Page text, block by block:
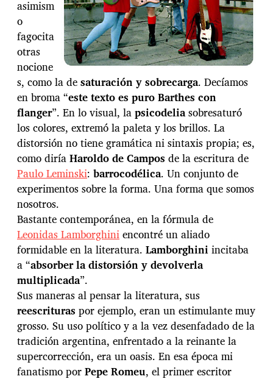
asimism
o
fagocita
otras
nocione
s, como la desaturación y sobrecarga. Decíamos
en broma “este texto es puro Barthes con
flanger”. En lo visual, lapsicodeliasobresaturó
los colores, extremó la paleta y los brillos. La
distorsión no tiene gramática ni sintaxis propia; es,
como diríaHaroldo de Campos de la escritura de
Paulo Leminski: barrocodélica. Un conjunto de
experimentos sobre la forma. Una forma que somos
nosotros.
Bastante contemporánea, en la fórmula de
Leonidas Lamborghiniencontré un aliado
formidable en la literatura. Lamborghiniincitaba
a “absorber la distorsión y devolverla
multiplicada”.
Sus maneras al pensar la literatura, sus
reescrituras por ejemplo, eran un estimulante muy
grosso. Su uso político y a la vez desenfadado de la
tradición argentina, enfrentado a la reinante la
supercorrección, era un oasis. En esa época mi
fanatismo porPepe Romeu, el primer escritor